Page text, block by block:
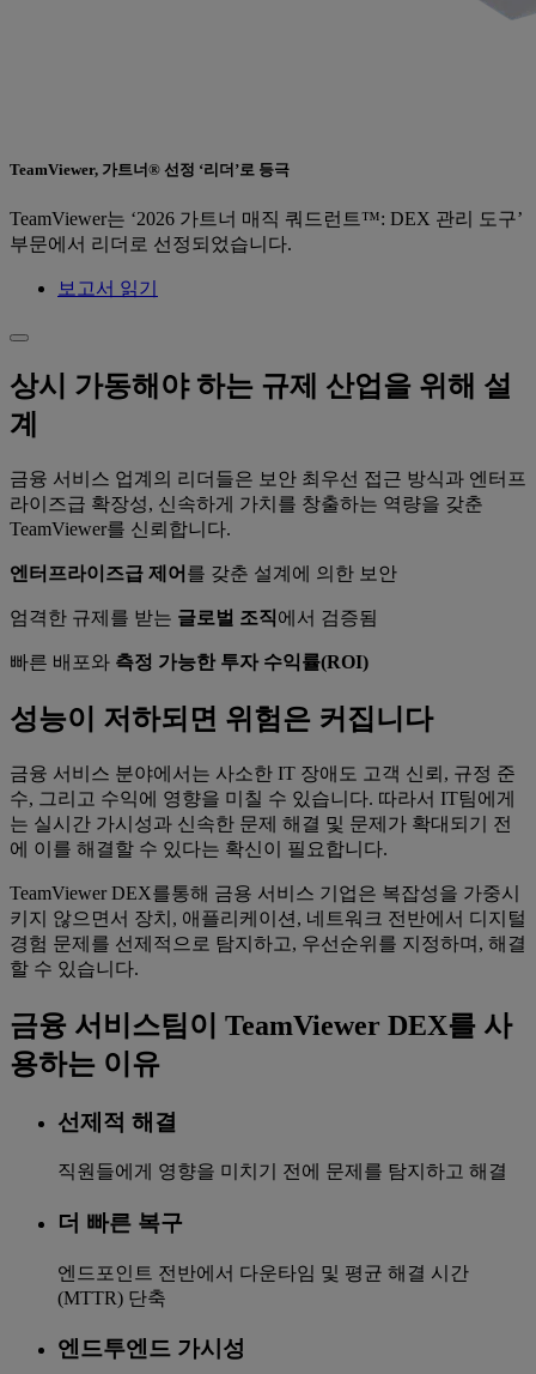
TeamViewer, 가트너® 선정 ‘리더’로 등극
TeamViewer는 ‘2026 가트너 매직 쿼드런트™: DEX 관리 도구’
부문에서 리더로 선정되었습니다.
보고서 읽기
상시 가동해야 하는 규제 산업을 위해 설
계
금융 서비스 업계의 리더들은 보안 최우선 접근 방식과 엔터프
라이즈급 확장성, 신속하게 가치를 창출하는 역량을 갖춘
TeamViewer를 신뢰합니다.
엔터프라이즈급 제어 를 갖춘 설계에 의한 보안
엄격한 규제를 받는 글로벌 조직에서 검증됨
빠른 배포와 측정 가능한 투자 수익률(ROI)
성능이 저하되면 위험은 커집니다
금융 서비스 분야에서는 사소한 IT 장애도 고객 신뢰, 규정 준
수, 그리고 수익에 영향을 미칠 수 있습니다. 따라서 IT팀에게
는 실시간 가시성과 신속한 문제 해결 및 문제가 확대되기 전
에 이를 해결할 수 있다는 확신이 필요합니다.
TeamViewer DEX를통해 금용 서비스 기업은 복잡성을 가중시
키지 않으면서 장치, 애플리케이션, 네트워크 전반에서 디지털
경험 문제를 선제적으로 탐지하고, 우선순위를 지정하며, 해결
할 수 있습니다.
금융 서비스팀이 TeamViewer DEX를 사
용하는 이유
선제적 해결
직원들에게 영향을 미치기 전에 문제를 탐지하고 해결
더 빠른 복구
엔드포인트 전반에서 다운타임 및 평균 해결 시간
(MTTR) 단축
엔드투엔드 가시성